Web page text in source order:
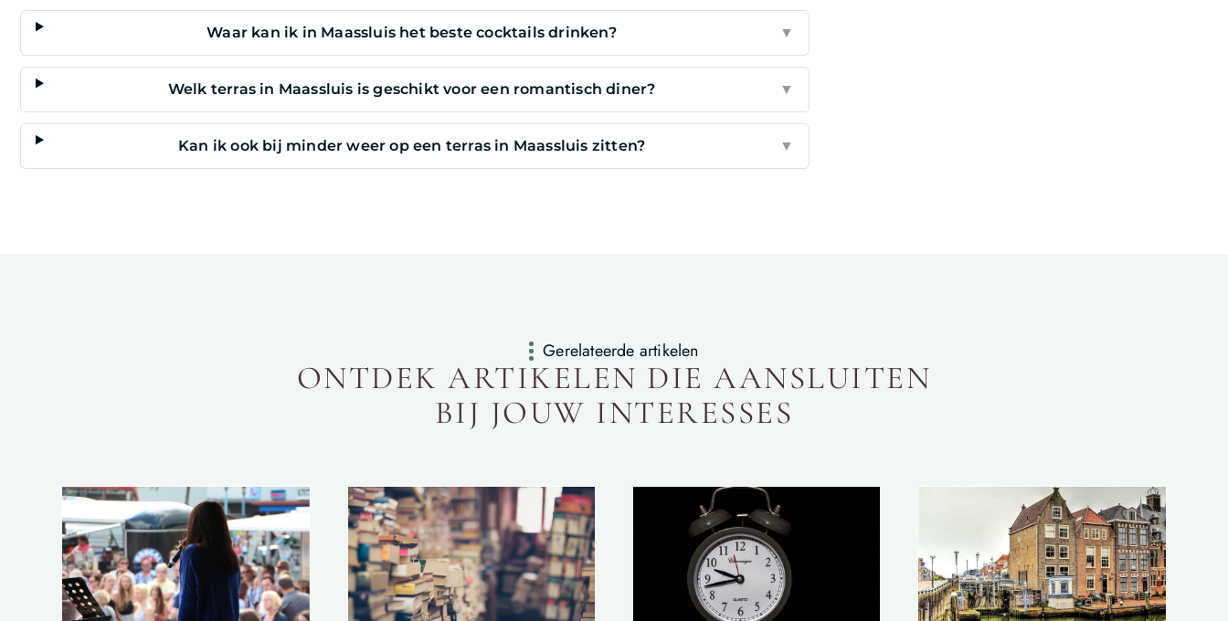
Waar kan ik in Maassluis het beste cocktails drinken? ▼
Welk terras in Maassluis is geschikt voor een romantisch diner? ▼
Kan ik ook bij minder weer op een terras in Maassluis zitten? ▼
Gerelateerde artikelen
ONTDEK ARTIKELEN DIE AANSLUITEN
BIJ JOUW INTERESSES